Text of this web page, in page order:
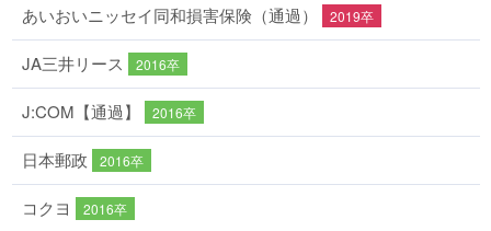
あいおいニッセイ同和損害保険（通過） 2019卒
JA三井リース 2016卒
J:COM【通過】 2016卒
日本郵政 2016卒
コクヨ 2016卒